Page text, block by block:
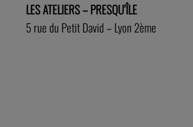
LES ATELIERS – PRESQU’ÎLE
5 rue du Petit David – Lyon 2ème